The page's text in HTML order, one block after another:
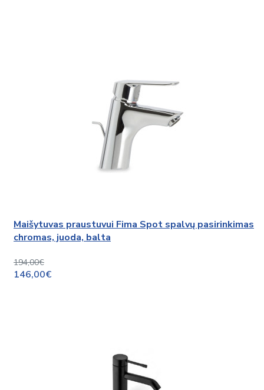
Maišytuvas praustuvui Fima Spot spalvų pasirinkimas
chromas, juoda, balta
194,00€
146,00€